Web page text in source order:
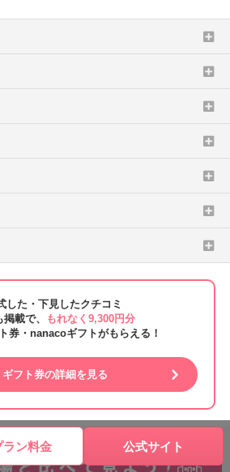
ラン料金 公式サイト
した・下見したクチコミ
載で、
もれなく9,300円分
券・nanacoギフトがもらえる！
ギフト券の詳細を見る